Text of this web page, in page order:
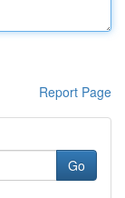
Report Page
Go